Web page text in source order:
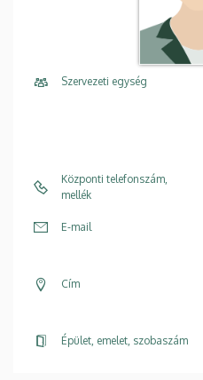
Szervezeti egység
Központi telefonszám,
mellék
E-mail
Cím
Épület, emelet, szobaszám